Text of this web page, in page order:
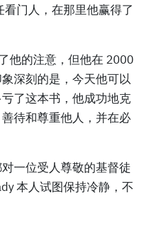
门人，在那里他赢得了
他的注意，但他在 2000
深刻的是，今天他可以
了这本书，他成功地克
待和尊重他人，并在必
一位受人尊敬的基督徒
本人试图保持冷静，不